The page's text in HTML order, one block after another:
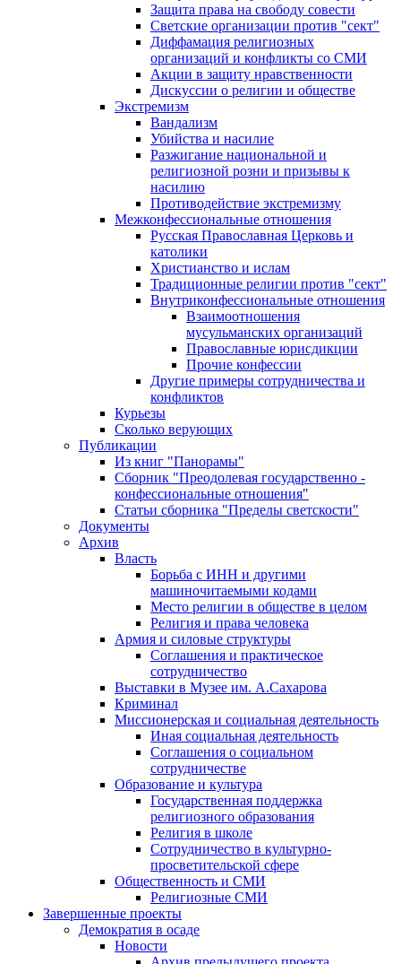
Защита права на свободу совести
Светские организации против "сект"
Диффамация религиозных
организаций и конфликты со СМИ
Акции в защиту нравственности
Дискуссии о религии и обществе
Экстремизм
Вандализм
Убийства и насилие
Разжигание национальной и
религиозной розни и призывы к
насилию
Противодействие экстремизму
Межконфессиональные отношения
Русская Православная Церковь и
католики
Христианство и ислам
Традиционные религии против "сект"
Внутриконфессиональные отношения
Взаимоотношения
мусульманских организаций
Православные юрисдикции
Прочие конфессии
Другие примеры сотрудничества и
конфликтов
Курьезы
Сколько верующих
Публикации
Из книг "Панорамы"
Сборник "Преодолевая государственно -
конфессиональные отношения"
Статьи сборника "Пределы светскости"
Документы
Архив
Власть
Борьба с ИНН и другими
машиночитаемыми кодами
Место религии в обществе в целом
Религия и права человека
Армия и силовые структуры
Соглашения и практическое
сотрудничество
Выставки в Музее им. А.Сахарова
Криминал
Миссионерская и социальная деятельность
Иная социальная деятельность
Соглашения о социальном
сотрудничестве
Образование и культура
Государственная поддержка
религиозного образования
Религия в школе
Сотрудничество в культурно-
просветительской сфере
Общественность и СМИ
Религиозные СМИ
Завершенные проекты
Демократия в осаде
Новости